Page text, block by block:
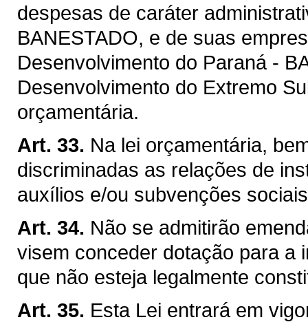
despesas de caráter
BANESTADO, e de suas
Desenvolvimento do Paraná -
Desenvolvimento do Extremo
orçamentária.
Art. 33. Na lei orçamentária,
discriminadas as relações de
auxílios e/ou subvenções
Art. 34. Não se admitirão
visem conceder dotação para a
que não esteja legalmente
Art. 35. Esta Lei entrará em